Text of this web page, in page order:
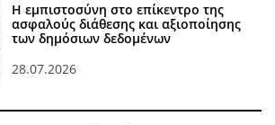
Η εμπιστοσύνη στο επίκεντρο της
ασφαλούς διάθεσης και αξιοποίησης
των δημόσιων δεδομένων
28.07.2026